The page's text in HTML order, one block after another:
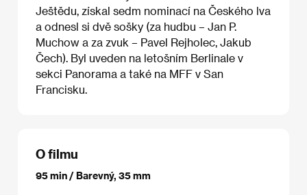
Ještědu, získal sedm nominací na Českého lva
a odnesl si dvě sošky (za hudbu – Jan P.
Muchow a za zvuk – Pavel Rejholec, Jakub
Čech). Byl uveden na letošním Berlinale v
sekci Panorama a také na MFF v San
Francisku.
O filmu
95 min / Barevný, 35 mm